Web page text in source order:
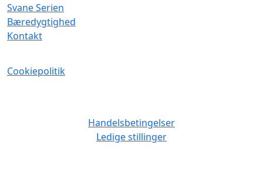
Svane Serien
Bæredygtighed
Kontakt
Cookiepolitik
Handelsbetingelser
Ledige stillinger